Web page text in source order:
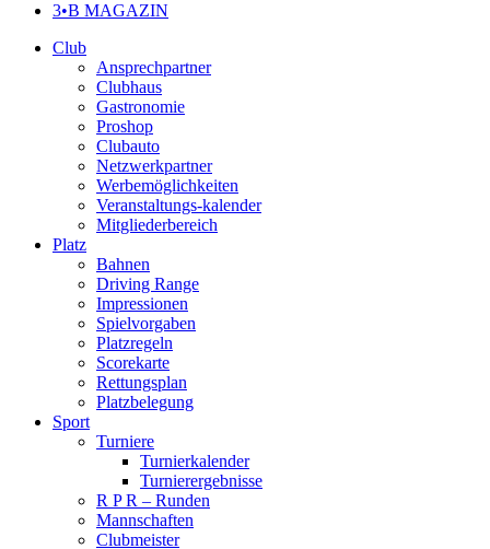
3•B MAGAZIN
Club
Ansprechpartner
Clubhaus
Gastronomie
Proshop
Clubauto
Netzwerkpartner
Werbemöglichkeiten
Veranstaltungs-kalender
Mitgliederbereich
Platz
Bahnen
Driving Range
Impressionen
Spielvorgaben
Platzregeln
Scorekarte
Rettungsplan
Platzbelegung
Sport
Turniere
Turnierkalender
Turnierergebnisse
R P R – Runden
Mannschaften
Clubmeister